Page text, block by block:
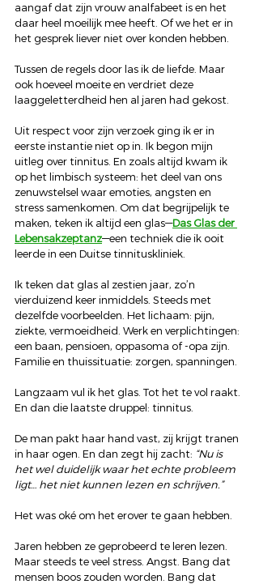
aangaf dat zijn vrouw analfabeet is en het
daar heel moeilijk mee heeft. Of we het er in
het gesprek liever niet over konden hebben.
Tussen de regels door las ik de liefde. Maar
ook hoeveel moeite en verdriet deze
laaggeletterdheid hen al jaren had gekost.
Uit respect voor zijn verzoek ging ik er in
eerste instantie niet op in. Ik begon mijn
uitleg over tinnitus. En zoals altijd kwam ik
op het limbisch systeem: het deel van ons
zenuwstelsel waar emoties, angsten en
stress samenkomen. Om dat begrijpelijk te
maken, teken ik altijd een glas—Das Glas der
Lebensakzeptanz—een techniek die ik ooit
leerde in een Duitse tinnituskliniek.
Ik teken dat glas al zestien jaar, zo’n
vierduizend keer inmiddels. Steeds met
dezelfde voorbeelden. Het lichaam: pijn,
ziekte, vermoeidheid. Werk en verplichtingen:
een baan, pensioen, oppasoma of -opa zijn.
Familie en thuissituatie: zorgen, spanningen.
Langzaam vul ik het glas. Tot het te vol raakt.
En dan die laatste druppel: tinnitus.
De man pakt haar hand vast, zij krijgt tranen
in haar ogen. En dan zegt hij zacht: “Nu is
het wel duidelijk waar het echte probleem
ligt… het niet kunnen lezen en schrijven.”
Het was oké om het erover te gaan hebben.
Jaren hebben ze geprobeerd te leren lezen.
Maar steeds te veel stress. Angst. Bang dat
mensen boos zouden worden. Bang dat